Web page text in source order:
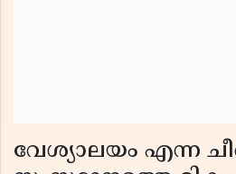
വേശ്യാലയം എന്ന